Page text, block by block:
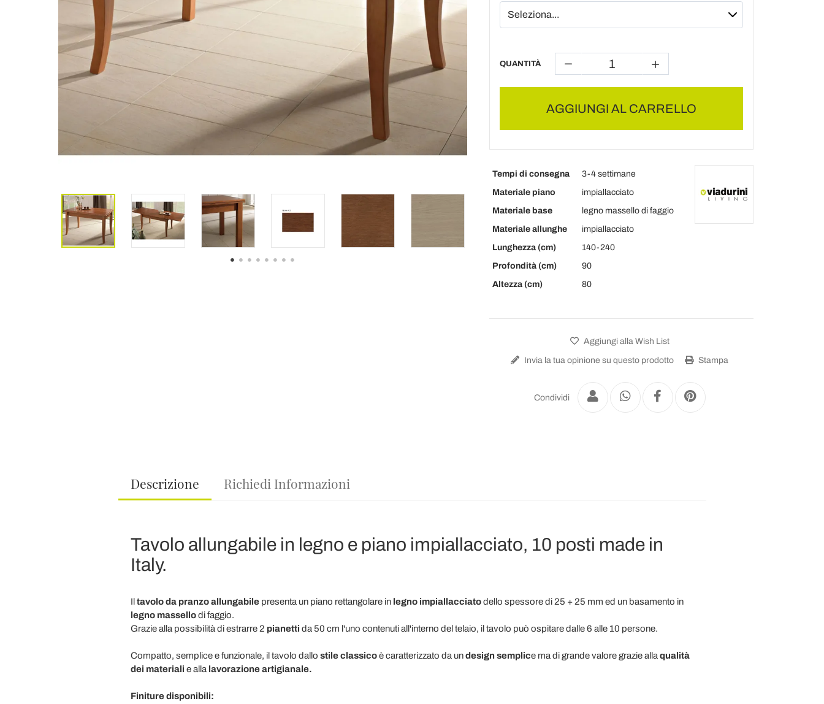
QUANTITÀ
AGGIUNGI AL CARRELLO
Tempi di consegna
3-4 settimane
Materiale piano
impiallacciato
Materiale base
legno massello di faggio
Materiale allunghe
impiallacciato
Lunghezza (cm)
140-240
Profondità (cm)
90
Altezza (cm)
80
Aggiungi alla Wish List
Invia la tua opinione su questo prodotto Stampa
Condividi
Descrizione Richiedi Informazioni
Tavolo allungabile in legno e piano impiallacciato, 10 posti made in
Italy.
Il tavolo da pranzo allungabile presenta un piano rettangolare inlegno impiallacciatodello spessore di 25 + 25 mm ed un basamento in
legno massellodi faggio.
Grazie alla possibilità di estrarre 2 pianetti da 50 cm l'uno contenuti all'interno del telaio, il tavolo può ospitare dalle 6 alle 10 persone.
Compatto, semplice e funzionale, il tavolo dallo stile classicoè caratterizzato da undesign semplice ma di grande valore grazie alla qualità
dei materiali e alla lavorazione artigianale.
Finiture disponibili: